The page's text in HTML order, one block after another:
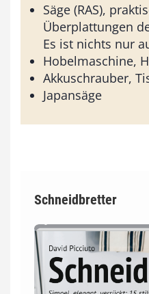
Säge (RAS),
Überplattungen
Es ist nichts nur
Hobelmaschine,
Akkuschrauber,
Japansäge
Schneidbretter